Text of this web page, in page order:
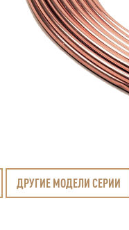
ДРУГИЕ МОДЕЛИ СЕРИИ